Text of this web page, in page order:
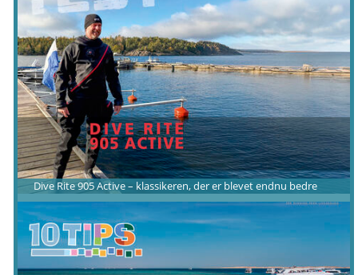
Dive Rite 905 Active – klassikeren, der er blevet endnu bedre